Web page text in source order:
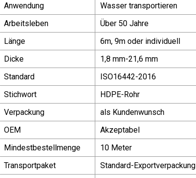
Anwendung
Wasser transportieren
Arbeitsleben
Über 50 Jahre
Länge
6m, 9m oder individuell
Dicke
1,8 mm-21,6 mm
Standard
ISO16442-2016
Stichwort
HDPE-Rohr
Verpackung
als Kundenwunsch
OEM
Akzeptabel
Mindestbestellmenge
10 Meter
Transportpaket
Standard-Exportverpackung